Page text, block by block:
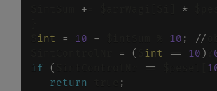
+= *
int = 10 - 10 ; //
= ( int == 10 )
if
( ==
return
;